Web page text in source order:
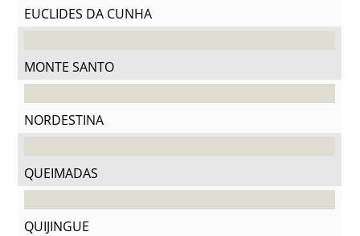
EUCLIDES DA CUNHA
MONTE SANTO
NORDESTINA
QUEIMADAS
QUIJINGUE